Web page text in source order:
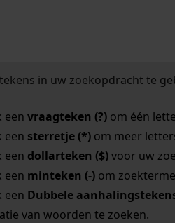
in uw zoekopdracht te
een vraagteken (?)om één
een sterretje (*)om meer
een dollarteken ($)voor uw
een minteken (-)om
een Dubbele
van woorden te zoeken.